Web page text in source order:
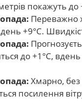
покажуть до
Переважно
+9°C.
до +1°С,
Хмарно, без
посилення